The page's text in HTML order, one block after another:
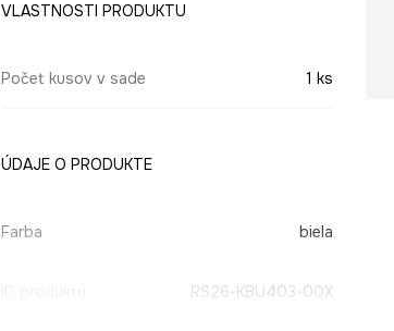
VLASTNOSTI PRODUKTU
Počet kusov v sade 1 ks
ÚDAJE O PRODUKTE
Farba biela
RS26-KBU403-00X